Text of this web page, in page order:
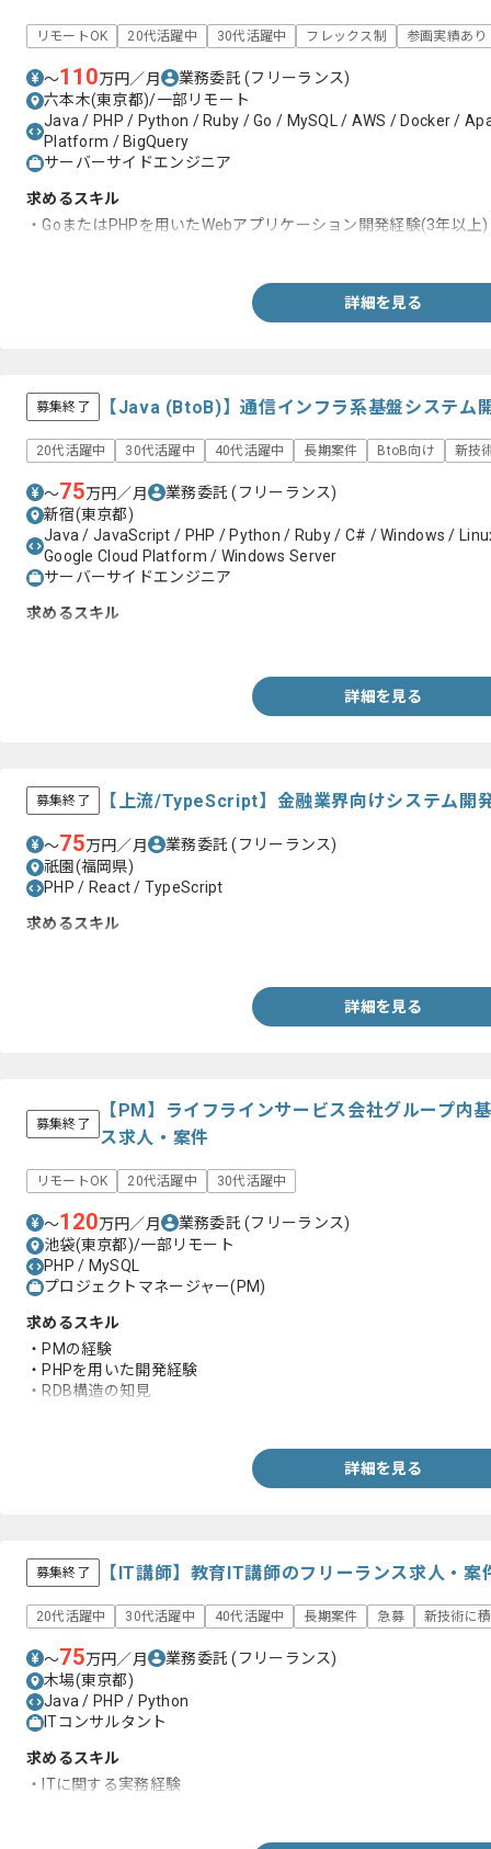
リモートOK 20代活躍中 30代活躍中 フレックス制 参画実績あり
〜110万円／月 業務委託(フリーランス)
六本木(東京都)/一部リモート
Java / PHP / Python / Ruby / Go / MySQL / AWS / Docker /
Platform / BigQuery
サーバーサイドエンジニア
求めるスキル
・GoまたはPHPを用いたWebアプリケーション開発経験(3年以上)
詳細を見る
募集終了 【Java (BtoB)】通信インフラ系基盤システム
20代活躍中 30代活躍中 40代活躍中 長期案件 BtoB向け 新技
〜75万円／月 業務委託(フリーランス)
新宿(東京都)
Java / JavaScript / PHP / Python / Ruby / C# / Windows /
Google Cloud Platform / Windows Server
サーバーサイドエンジニア
求めるスキル
詳細を見る
募集終了 【上流/TypeScript】金融業界向けシステム開
〜75万円／月 業務委託(フリーランス)
祇園(福岡県)
PHP / React / TypeScript
求めるスキル
詳細を見る
募集終了
【PM】ライフラインサービス会社グループ内
ス求人・案件
リモートOK 20代活躍中 30代活躍中
〜120万円／月 業務委託(フリーランス)
池袋(東京都)/一部リモート
PHP / MySQL
プロジェクトマネージャー(PM)
求めるスキル
・PMの経験
・PHPを用いた開発経験
・RDB構造の知見
詳細を見る
募集終了 【IT講師】教育IT講師のフリーランス求人・案
20代活躍中 30代活躍中 40代活躍中 長期案件 急募 新技術に
〜75万円／月 業務委託(フリーランス)
木場(東京都)
Java / PHP / Python
ITコンサルタント
求めるスキル
・ITに関する実務経験